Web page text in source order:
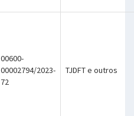
00600-
00002794/2023-
72
TJDFT e outros